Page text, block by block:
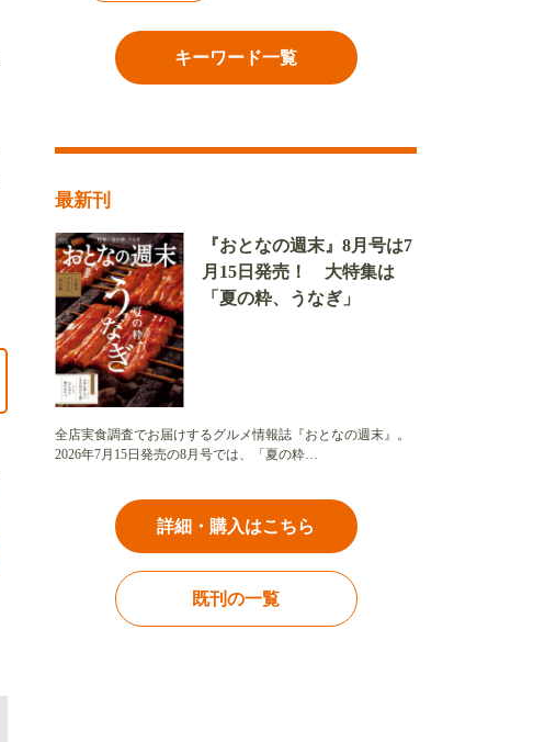
キーワード一覧
最新刊
『おとなの週末』8月号は7
月15日発売！ 大特集は
「夏の粋、うなぎ」
全店実食調査でお届けするグルメ情報誌『おとなの週末』。
2026年7月15日発売の8月号では、「夏の粋…
詳細・購入はこちら
既刊の一覧